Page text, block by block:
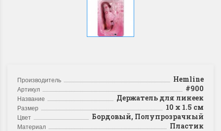
Производитель Hemline
Артикул #900
Название Держатель для линеек
Размер 10 х 1.5 см
Цвет Бордовый, Полупрозрачный
Материал Пластик